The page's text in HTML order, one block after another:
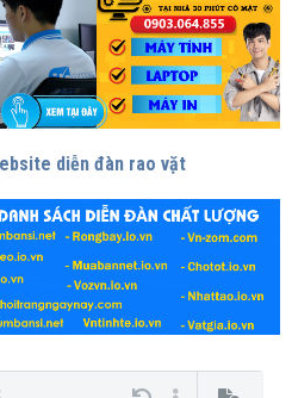
diễn đàn rao vặt